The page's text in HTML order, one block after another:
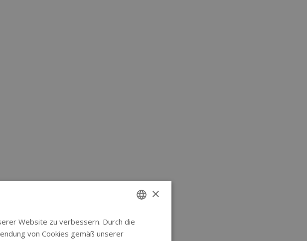
ENGLISH
×
Website zu verbessern. Durch die
von Cookies gemäß unserer